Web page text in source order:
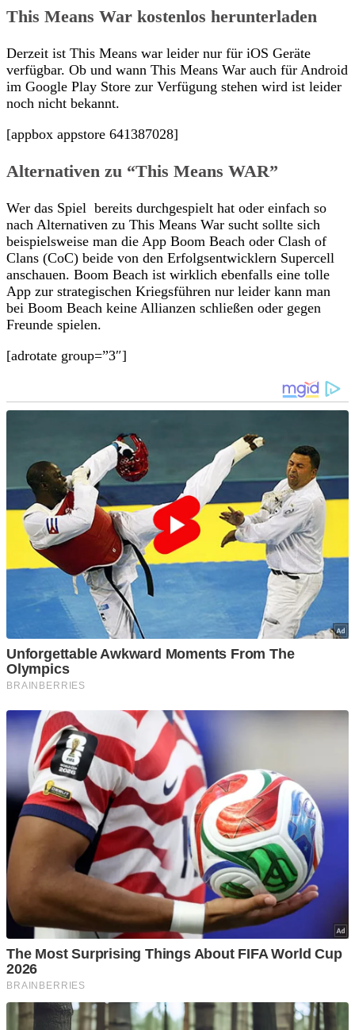
This Means War kostenlos herunterladen
Derzeit ist This Means war leider nur für iOS Geräte
verfügbar. Ob und wann This Means War auch für Android
im Google Play Store zur Verfügung stehen wird ist leider
noch nicht bekannt.
[appbox appstore 641387028]
Alternativen zu “This Means WAR”
Wer das Spiel bereits durchgespielt hat oder einfach so
nach Alternativen zu This Means War sucht sollte sich
beispielsweise man die App Boom Beach oder Clash of
Clans (CoC) beide von den Erfolgsentwicklern Supercell
anschauen. Boom Beach ist wirklich ebenfalls eine tolle
App zur strategischen Kriegsführen nur leider kann man
bei Boom Beach keine Allianzen schließen oder gegen
Freunde spielen.
[adrotate group=”3″]